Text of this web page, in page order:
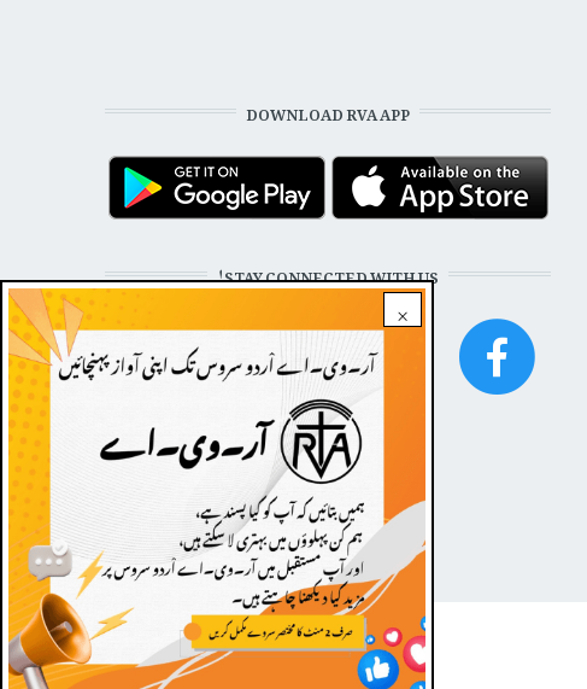
×
DOWNLOAD RVA APP
STAY CONNECTED WITH US!
FOOTER
Contact
|
Dark theme